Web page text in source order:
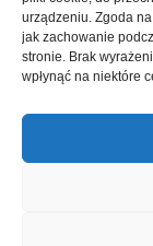
urządzeniu. Zgoda
jak zachowanie
stronie. Brak
wpłynąć na niektóre
O nas